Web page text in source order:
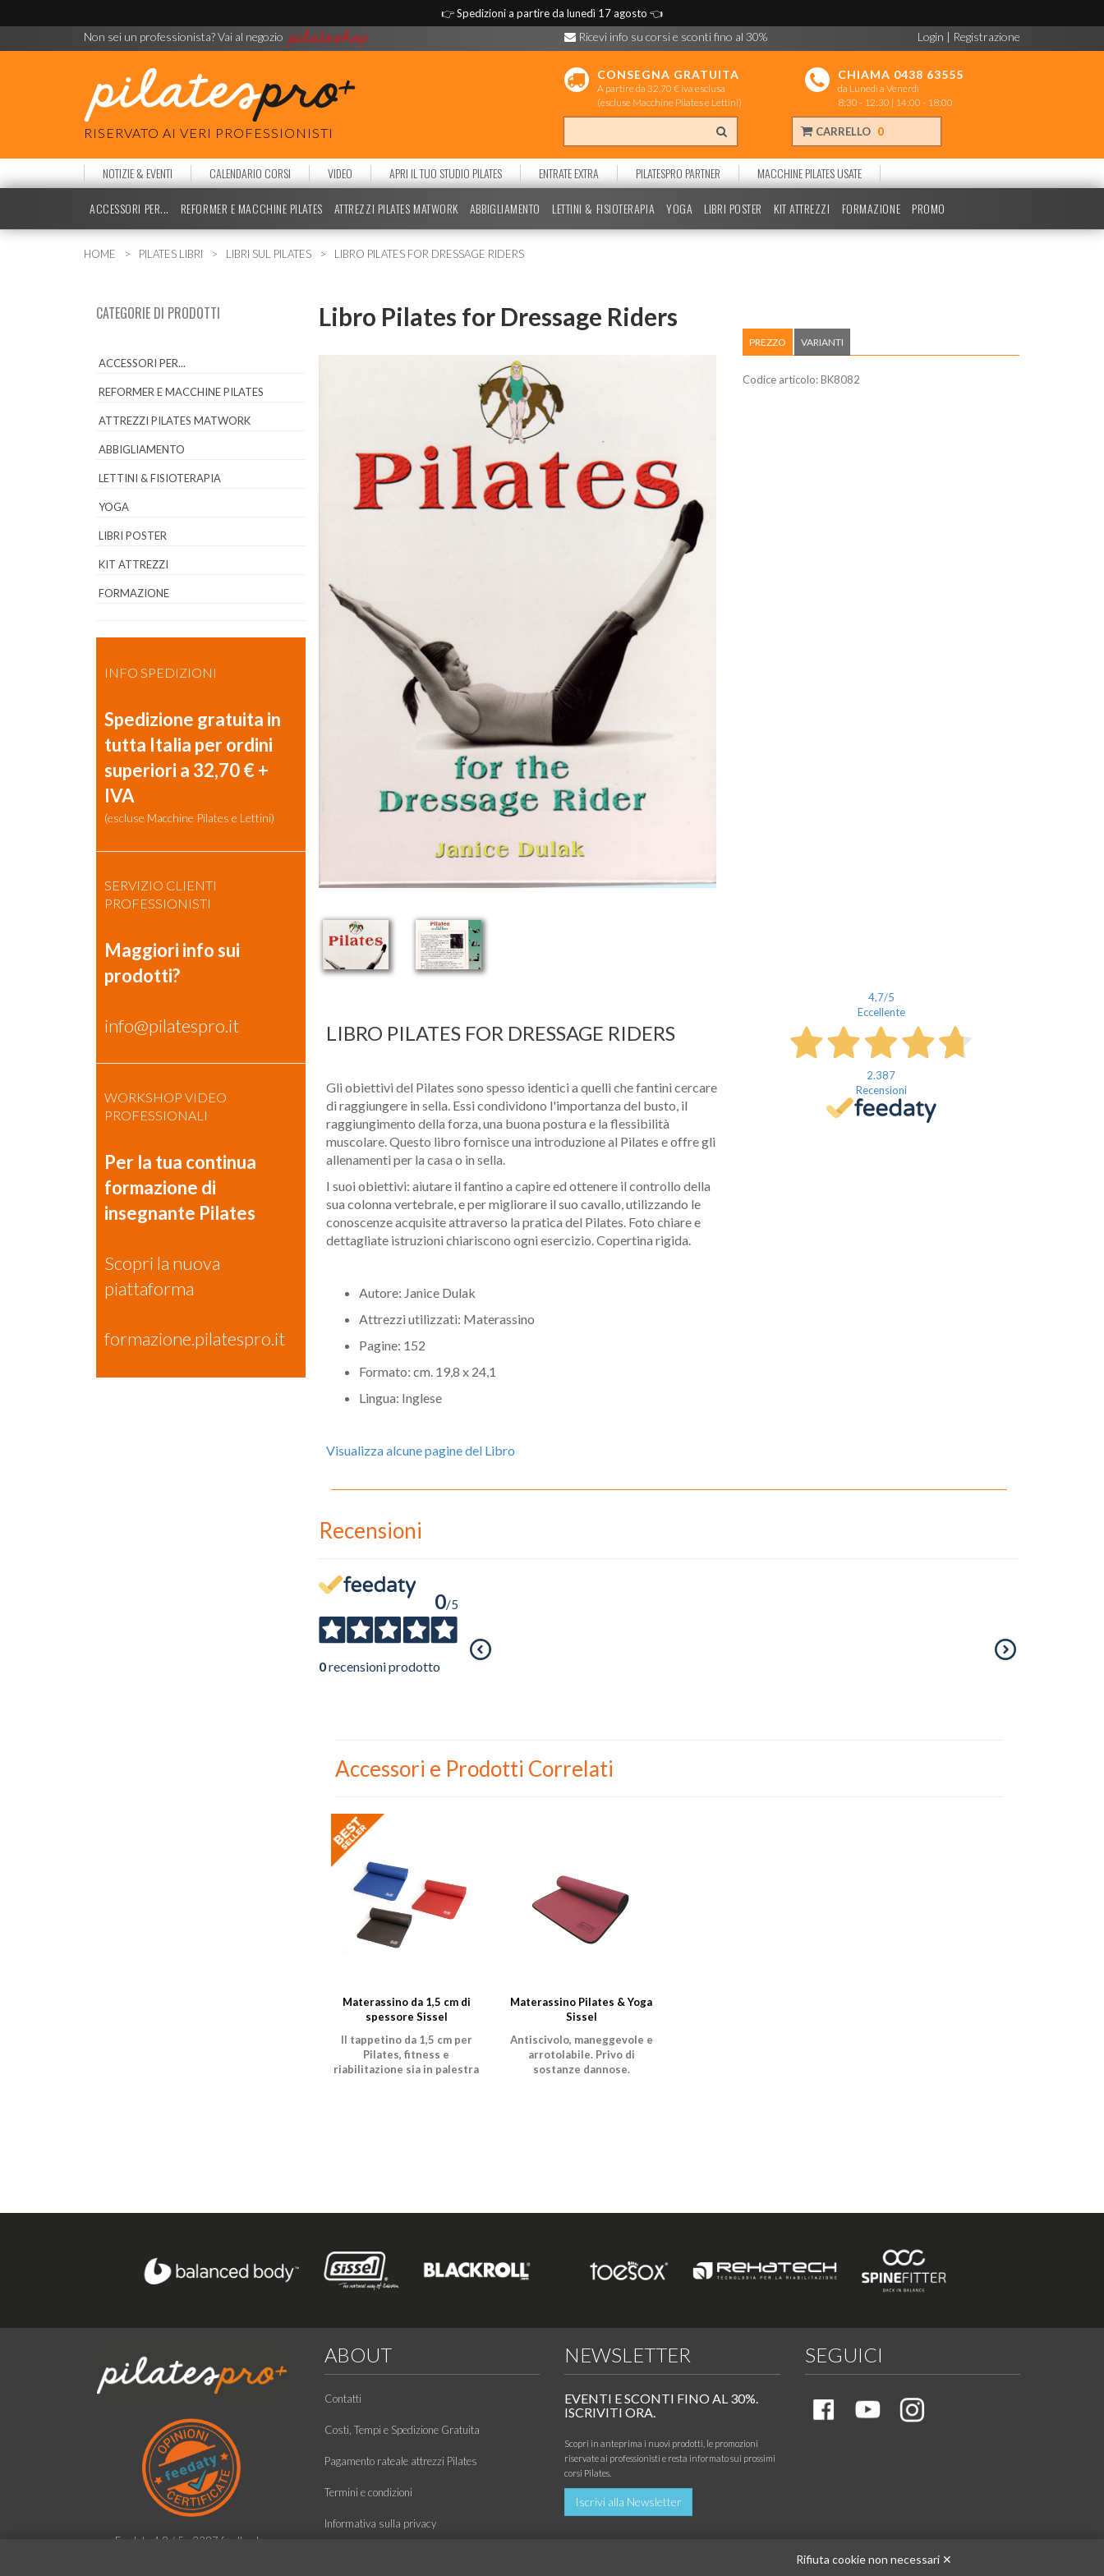
👉Spedizioni a partire da lunedì 17 agosto 👈
Non sei un professionista? Vai al negozio Ricevi info su corsi e sconti fino al 30% Login | Registrazione
RISERVATO AI VERI PROFESSIONISTI
CONSEGNA GRATUITA
A partire da 32,70 € iva esclusa
(escluse Macchine Pilates e Lettini)
CHIAMA 0438 63555
da Lunedì a Venerdì
8:30 - 12:30 | 14:00 - 18:00
CARRELLO 0
NOTIZIE & EVENTI CALENDARIO CORSI VIDEO APRI IL TUO STUDIO PILATES ENTRATE EXTRA PILATESPRO PARTNER MACCHINE PILATES USATE
ACCESSORI PER... REFORMER E MACCHINE PILATES ATTREZZI PILATES MATWORK ABBIGLIAMENTO LETTINI & FISIOTERAPIA YOGA LIBRI POSTER KIT ATTREZZI FORMAZIONE PROMO
HOME PILATES LIBRI LIBRI SUL PILATES LIBRO PILATES FOR DRESSAGE RIDERS
CATEGORIE DI PRODOTTI
ACCESSORI PER...
REFORMER E MACCHINE PILATES
ATTREZZI PILATES MATWORK
ABBIGLIAMENTO
LETTINI & FISIOTERAPIA
YOGA
LIBRI POSTER
KIT ATTREZZI
FORMAZIONE
INFO SPEDIZIONI
Spedizione gratuita in
tutta Italia per ordini
superiori a 32,70 € +
IVA
(escluse Macchine Pilates e Lettini)
SERVIZIO CLIENTI
PROFESSIONISTI
Maggiori info sui
prodotti?
info@pilatespro.it
WORKSHOP VIDEO
PROFESSIONALI
Per la tua continua
formazione di
insegnante Pilates
Scopri la nuova
piattaforma
formazione.pilatespro.it
Libro Pilates for Dressage Riders
PREZZO VARIANTI
Codice articolo:BK8082
LIBRO PILATES FOR DRESSAGE RIDERS
Gli obiettivi del Pilates sono spesso identici a quelli che fantini cercare
di raggiungere in sella. Essi condividono l'importanza del busto, il
raggiungimento della forza, una buona postura e la flessibilità
muscolare. Questo libro fornisce una introduzione al Pilates e offre gli
allenamenti per la casa o in sella.
I suoi obiettivi: aiutare il fantino a capire ed ottenere il controllo della
sua colonna vertebrale, e per migliorare il suo cavallo, utilizzando le
conoscenze acquisite attraverso la pratica del Pilates. Foto chiare e
dettagliate istruzioni chiariscono ogni esercizio. Copertina rigida.
Autore: Janice Dulak
Attrezzi utilizzati: Materassino
Pagine: 152
Formato: cm. 19,8 x 24,1
Lingua: Inglese
Visualizza alcune pagine del Libro
4,7/5
Eccellente
2.387
Recensioni
Recensioni
0/5
0recensioni prodotto
Accessori e Prodotti Correlati
Materassino da 1,5 cm di
spessore Sissel
Il tappetino da 1,5 cm per
Pilates, fitness e
riabilitazione sia in palestra
Materassino Pilates & Yoga
Sissel
Antiscivolo, maneggevole e
arrotolabile. Privo di
sostanze dannose.
Feedaty 4.8 / 5 2387 feedbacks
ABOUT
Contatti
Costi, Tempi e Spedizione Gratuita
Pagamento rateale attrezzi Pilates
Termini e condizioni
Informativa sulla privacy
NEWSLETTER
EVENTI E SCONTI FINO AL 30%.
ISCRIVITI ORA.
Scopri in anteprima i nuovi prodotti, le promozioni
riservate ai professionisti e resta informato sui prossimi
corsi Pilates.
Iscrivi alla Newsletter
SEGUICI
Rifiuta cookie non necessari ✕